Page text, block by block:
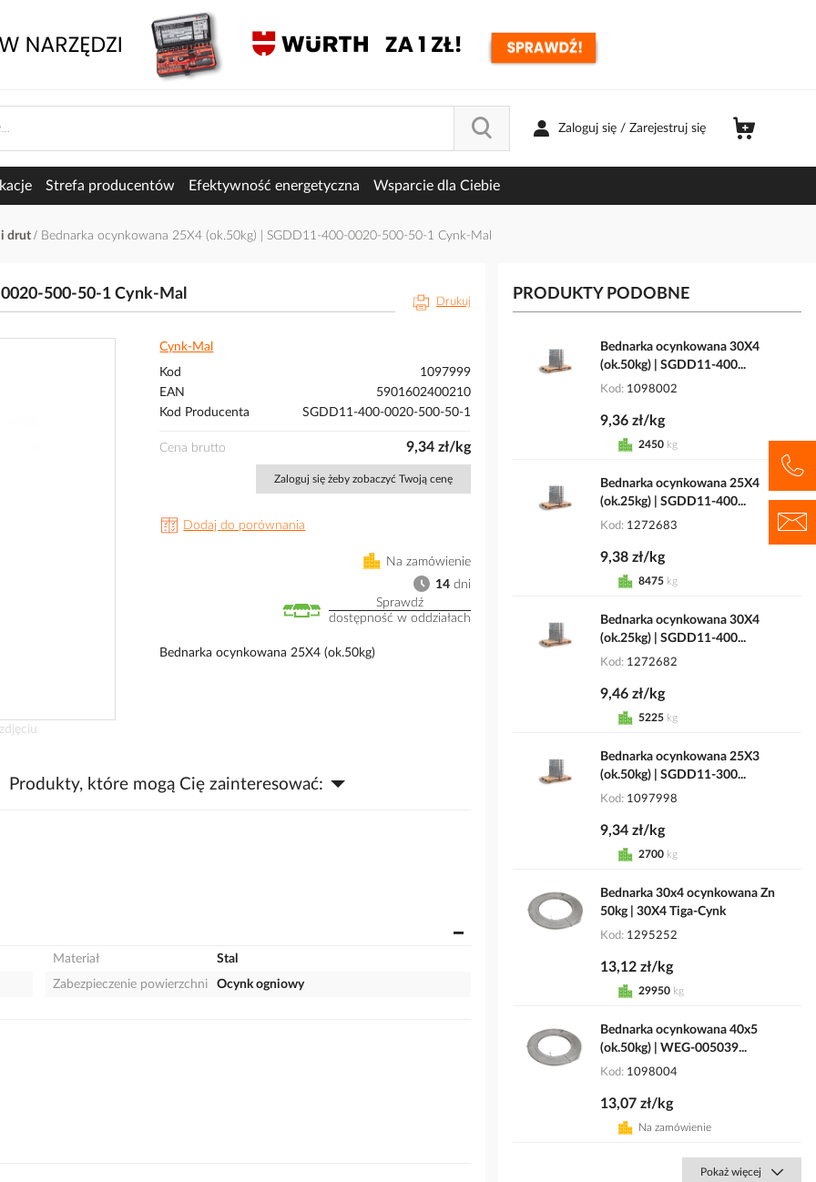
Zaloguj się / Zarejestruj się
Strefa producentów Efektywność energetyczna Wsparcie dla Ciebie
i drut Bednarka ocynkowana 25X4 (ok.50kg) | SGDD11-400-0020-500-50-1 Cynk-Mal
500-50-1 Cynk-Mal Drukuj
Cynk-Mal
Kod
1097999
EAN
5901602400210
Kod Producenta
SGDD11-400-0020-500-50-1
Cena brutto 9,34 zł/kg
Zaloguj się żeby zobaczyć Twoją cenę
Dodaj do porównania
Na zamówienie
14 dni
Sprawdź
dostępność w oddziałach
Bednarka ocynkowana 25X4 (ok.50kg)
Produkty, które mogą Cię zainteresować:
Materiał
Stal
Zabezpieczenie powierzchni
Ocynk ogniowy
PRODUKTY PODOBNE
Bednarka ocynkowana 30X4
(ok.50kg) | SGDD11-400...
Kod 1098002
9,36 zł/kg
2450 kg
Bednarka ocynkowana 25X4
(ok.25kg) | SGDD11-400...
Kod 1272683
9,38 zł/kg
8475 kg
Bednarka ocynkowana 30X4
(ok.25kg) | SGDD11-400...
Kod 1272682
9,46 zł/kg
5225 kg
Bednarka ocynkowana 25X3
(ok.50kg) | SGDD11-300...
Kod 1097998
9,34 zł/kg
2700 kg
Bednarka 30x4 ocynkowana Zn
50kg | 30X4 Tiga-Cynk
Kod 1295252
13,12 zł/kg
29950 kg
Bednarka ocynkowana 40x5
(ok.50kg) | WEG-005039...
Kod 1098004
13,07 zł/kg
Na zamówienie
Pokaż więcej